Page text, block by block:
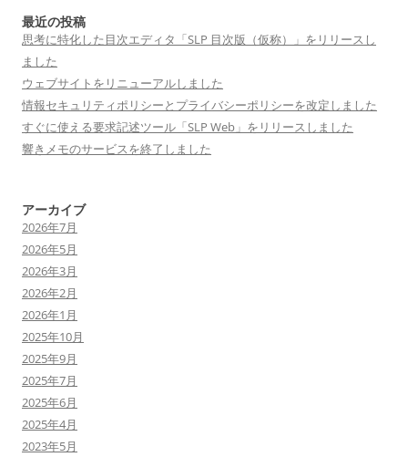
ョ
ン
最近の投稿
思考に特化した目次エディタ「SLP 目次版（仮称）」をリリースし
ました
ウェブサイトをリニューアルしました
情報セキュリティポリシーとプライバシーポリシーを改定しました
すぐに使える要求記述ツール「SLP Web」をリリースしました
響きメモのサービスを終了しました
アーカイブ
2026年7月
2026年5月
2026年3月
2026年2月
2026年1月
2025年10月
2025年9月
2025年7月
2025年6月
2025年4月
2023年5月